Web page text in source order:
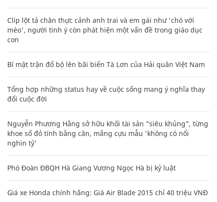
Clip lột tả chân thực cảnh anh trai và em gái như 'chó với
mèo', người tinh ý còn phát hiện một vấn đề trong giáo dục
con
Bí mật trận đổ bộ lên bãi biển Tà Lơn của Hải quân Việt Nam
Tổng hợp những status hay về cuộc sống mang ý nghĩa thay
đổi cuộc đời
Nguyễn Phương Hằng sở hữu khối tài sản "siêu khủng", từng
khoe sổ đỏ tính bằng cân, mắng cựu mẫu 'không có nổi
nghìn tỷ'
Phó Đoàn ĐBQH Hà Giang Vương Ngọc Hà bị kỷ luật
Giá xe Honda chính hãng: Giá Air Blade 2015 chỉ 40 triệu VNĐ